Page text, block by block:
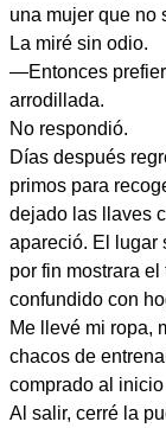
una mujer que no
La miré sin odio.
—Entonces
arrodillada.
No respondió.
Días después
primos para
dejado las llaves
apareció. El lugar
por fin mostrara
confundido con
Me llevé mi ropa,
chacos de
comprado al
Al salir, cerré la